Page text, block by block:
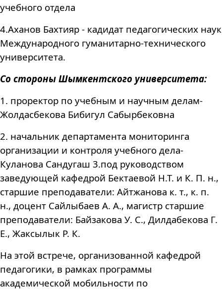
учебного отдела
4.Аханов Бахтияр - кадидат педагогических наук
Международного гуманитарно-технического
университета.
Со стороны Шымкентского университета:
1. проректор по учебным и научным делам-
Жолдасбекова Бибигул Сабырбековна
2. начальник департамента мониторинга
организации и контроля учебного дела-
Куланова Сандугаш 3.под руководством
заведующей кафедрой Бектаевой Н.Т. и К. П. н.,
старшие преподаватели: Айтжанова к. т., к. п.
н., доцент Сайлыбаев А. А., магистр старшие
преподаватели: Байзакова У. С., Дилдабекова Г.
Е., Жаксылык Р. К.
На этой встрече, организованной кафедрой
педагогики, в рамках программы
академической мобильности по